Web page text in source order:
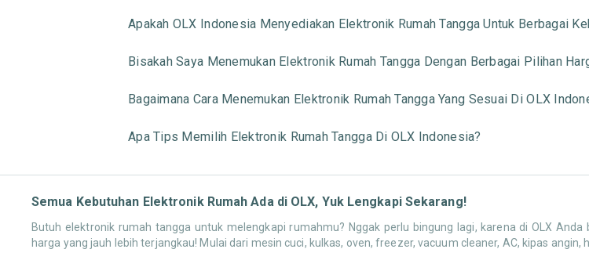
Apakah OLX Indonesia Menyediakan Elektronik Rumah Tangga Untuk Berbagai
Bisakah Saya Menemukan Elektronik Rumah Tangga Dengan Berbagai Pilihan
Bagaimana Cara Menemukan Elektronik Rumah Tangga Yang Sesuai Di OLX
Apa Tips Memilih Elektronik Rumah Tangga Di OLX Indonesia?
Semua Kebutuhan Elektronik Rumah Ada di OLX, Yuk Lengkapi Sekarang!
Butuh elektronik rumah tangga untuk melengkapi rumahmu? Nggak perlu bingung lagi, karena di OLX
harga yang jauh lebih terjangkau! Mulai dari mesin cuci, kulkas, oven, freezer, vacuum cleaner, AC, kipas